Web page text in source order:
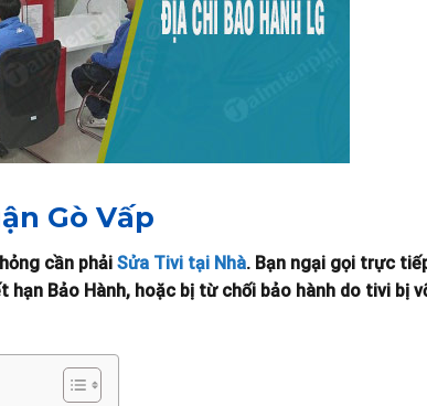
Gò Vấp
cần phải Sửa Tivi tại Nhà. Bạn ngại gọi trực
hạn Bảo Hành, hoặc bị từ chối bảo hành do tivi bị